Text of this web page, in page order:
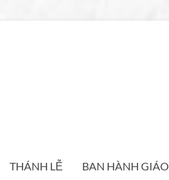
THÁNH LỄ BAN HÀNH GIÁO